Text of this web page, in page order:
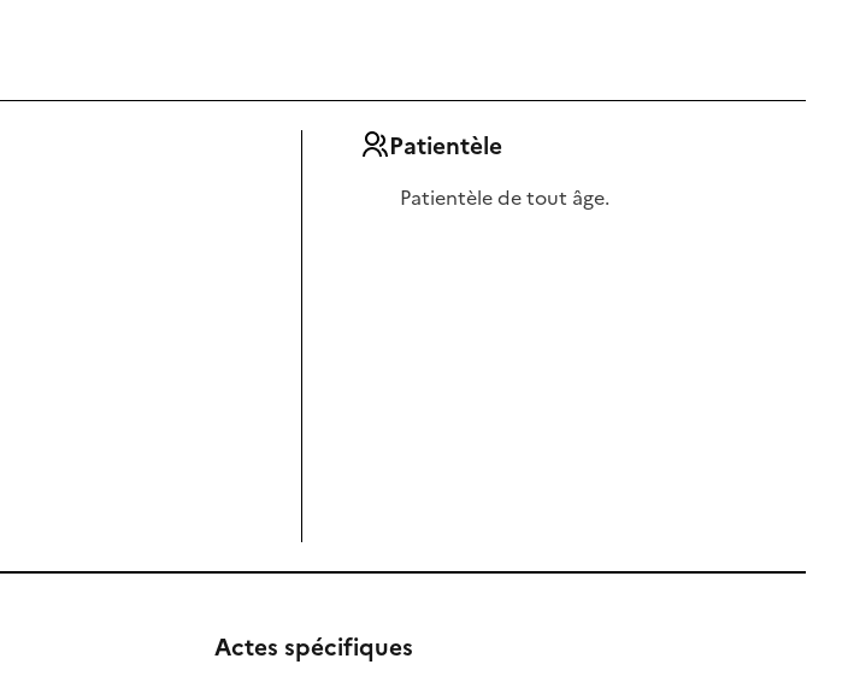
Patientèle
Patientèle de tout âge.
Actes spécifiques